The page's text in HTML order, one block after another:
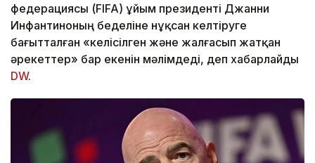
федерациясы (FIFA) ұйым президенті Джанни
Инфантиноның беделіне нұқсан келтіруге
бағытталған «келісілген және жалғасып жатқан
әрекеттер» бар екенін мәлімдеді, деп хабарлайды
DW.